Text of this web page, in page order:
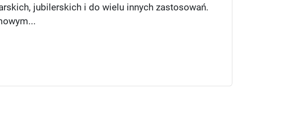
jubilerskich i do wielu innych zastosowań.